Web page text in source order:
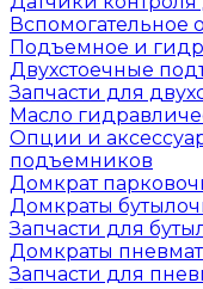
Вспомогательное
Подъемное и
Двухстоечные
Запчасти для
Масло
Опции и
подъемников
Домкрат
Домкраты
Запчасти для
Домкраты
Запчасти для